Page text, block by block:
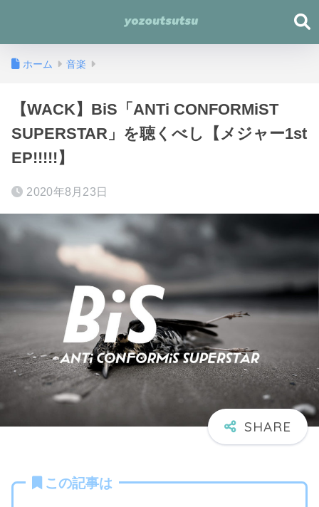
ホーム 音楽
【WACK】BiS「ANTi CONFORMiST
SUPERSTAR」を聴くべし【メジャー1st
EP!!!!!】
2020年8月23日
この記事は